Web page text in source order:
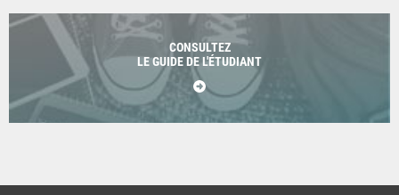
CONSULTEZ
LE GUIDE DE L'ÉTUDIANT